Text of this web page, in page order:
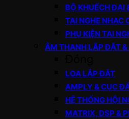
BỘ KHUẾCH ĐẠI
TAI NGHE NHẠC
PHỤ KIỆN TAI
ÂM THANH LẮP ĐẶT &
LOA LẮP ĐẶT
AMPLY & CỤC
HỆ THỐNG HỘI
MATRIX, DSP &